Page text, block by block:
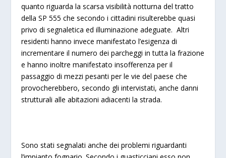
quanto riguarda la scarsa visibilità notturna del tratto
della SP 555 che secondo i cittadini risulterebbe quasi
privo di segnaletica ed illuminazione adeguate. Altri
residenti hanno invece manifestato l’esigenza di
incrementare il numero dei parcheggi in tutta la frazione
e hanno inoltre manifestato insofferenza per il
passaggio di mezzi pesanti per le vie del paese che
provocherebbero, secondo gli intervistati, anche danni
strutturali alle abitazioni adiacenti la strada.
Sono stati segnalati anche dei problemi riguardanti